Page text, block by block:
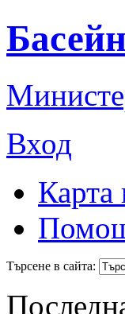
Вход
Карта
Търсене в сайта: